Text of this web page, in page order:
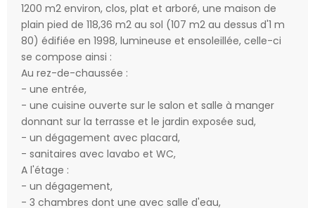
1200 m2 environ, clos, plat et arboré, une maison de
plain pied de 118,36 m2 au sol (107 m2 au dessus d'1 m
80) édifiée en 1998, lumineuse et ensoleillée, celle-ci
se compose ainsi :
Au rez-de-chaussée :
- une entrée,
- une cuisine ouverte sur le salon et salle à manger
donnant sur la terrasse et le jardin exposée sud,
- un dégagement avec placard,
- sanitaires avec lavabo et WC,
A l'étage :
- un dégagement,
- 3 chambres dont une avec salle d'eau,